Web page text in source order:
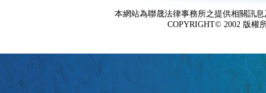
本網站為聯晟法律事務所之提供相關訊
COPYRIGHT© 2002 版權